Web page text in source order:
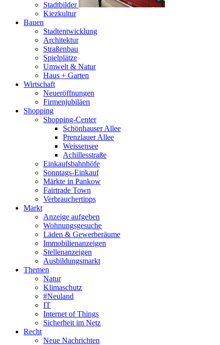
Stadtbilder
Kiezkultur
Bauen
Stadtentwicklung
Architektur
Straßenbau
Spielplätze
Umwelt & Natur
Haus + Garten
Wirtschaft
Neueröffnungen
Firmenjubiläen
Shopping
Shopping-Center
Schönhauser Allee
Prenzlauer Allee
Weissensee
Achillesstraße
Einkaufsbahnhöfe
Sonntags-Einkauf
Märkte in Pankow
Fairtrade Town
Verbrauchertipps
Markt
Anzeige aufgeben
Wohnungsgesuche
Läden & Gewerberäume
Immobilienanzeigen
Stellenanzeigen
Ausbildungsmarkt
Themen
Natur
Klimaschutz
#Neuland
IT
Internet of Things
Sicherheit im Netz
Recht
Neue Nachrichten